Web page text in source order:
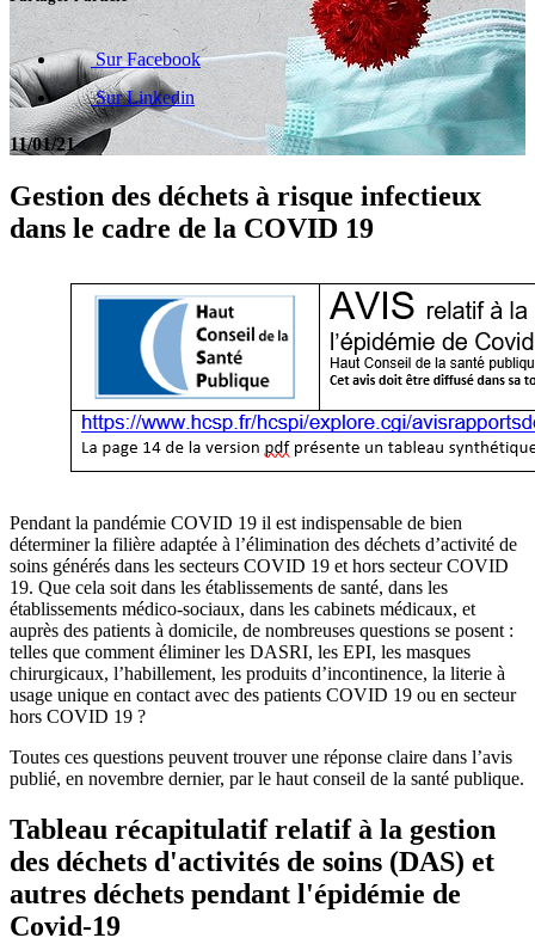
Sur Facebook
Sur Linkedin
11/01/21
Gestion des déchets à risque infectieux
dans le cadre de la COVID 19
Pendant la pandémie COVID 19 il est indispensable de bien
déterminer la filière adaptée à l’élimination des déchets d’activité de
soins générés dans les secteurs COVID 19 et hors secteur COVID
19. Que cela soit dans les établissements de santé, dans les
établissements médico-sociaux, dans les cabinets médicaux, et
auprès des patients à domicile, de nombreuses questions se posent :
telles que comment éliminer les DASRI, les EPI, les masques
chirurgicaux, l’habillement, les produits d’incontinence, la literie à
usage unique en contact avec des patients COVID 19 ou en secteur
hors COVID 19 ?
Toutes ces questions peuvent trouver une réponse claire dans l’avis
publié, en novembre dernier, par le haut conseil de la santé publique.
Tableau récapitulatif relatif à la gestion
des déchets d'activités de soins (DAS) et
autres déchets pendant l'épidémie de
Covid-19